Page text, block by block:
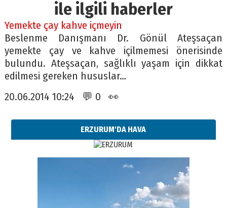
ile ilgili haberler
Yemekte çay kahve içmeyin
Beslenme Danışmanı Dr. Gönül Ateşsaçan
yemekte çay ve kahve içilmemesi önerisinde
bulundu. Ateşsaçan, sağlıklı yaşam için dikkat
edilmesi gereken hususlar…
20.06.2014 10:24 💬 0 👀
ERZURUM'DA HAVA